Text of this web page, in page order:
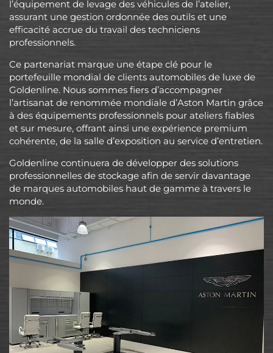
l’équipement de levage des véhicules de l’atelier,
assurant une gestion ordonnée des outils et une
efficacité accrue du travail des techniciens
professionnels.
Ce partenariat marque une étape clé pour le
portefeuille mondial de clients automobiles de luxe de
Goldenline. Nous sommes fiers d’accompagner
l’artisanat de renommée mondiale d’Aston Martin grâce
à des équipements professionnels pour ateliers fiables
et sur mesure, offrant ainsi une expérience premium
cohérente, de la salle d’exposition au service d’entretien.
Goldenline continuera de développer des solutions
professionnelles de stockage afin de servir davantage
de marques automobiles haut de gamme à travers le
monde.